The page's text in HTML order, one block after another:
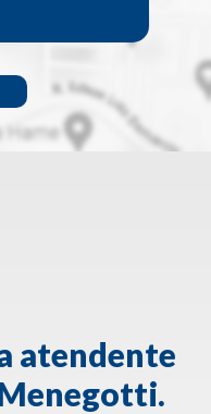
atendente